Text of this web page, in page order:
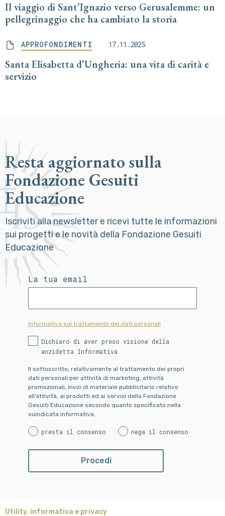
Il viaggio di Sant’Ignazio verso Gerusalemme: un
pellegrinaggio che ha cambiato la storia
APPROFONDIMENTI 17.11.2025
Santa Elisabetta d’Ungheria: una vita di carità e
servizio
Resta aggiornato sulla
Fondazione Gesuiti
Educazione
Iscriviti alla newsletter e ricevi tutte le informazioni
sui progetti e le novità della Fondazione Gesuiti
Educazione
La tua email
Informativa sul trattamento dei dati personali
Dichiaro di aver preso visione della
anzidetta Informativa
Il sottoscritto, relativamente al trattamento dei propri
dati personali per attività di marketing, attività
promozionali, invio di materiale pubblicitario relativo
all’attività, ai prodotti ed ai servizi della Fondazione
Gesuiti Educazione secondo quanto specificato nella
suindicata informativa,
presta il consenso nega il consenso
Utility, informativa e privacy